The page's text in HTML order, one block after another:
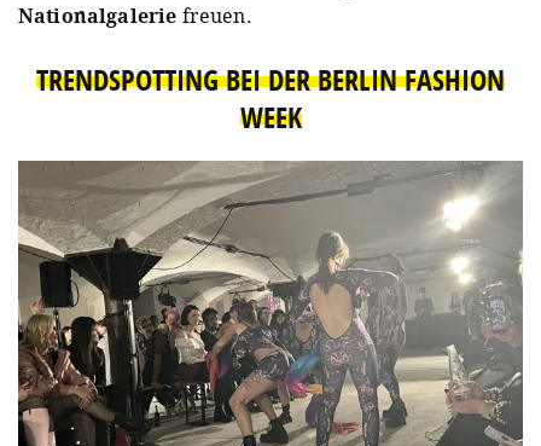
Nationalgalerie freuen.
TRENDSPOTTING BEI DER BERLIN FASHION
WEEK